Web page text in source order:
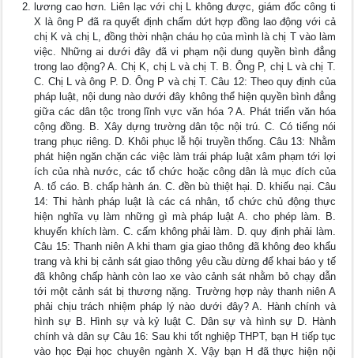
lương cao hơn. Liên lạc với chị L không được, giám đốc công ti
X là ông P đã ra quyết định chấm dứt hợp đồng lao động với cả
chị K và chị L, đồng thời nhận cháu họ của mình là chị T vào làm
việc. Những ai dưới đây đã vi phạm nội dung quyền bình đẳng
trong lao động? A. Chị K, chị L và chị T. B. Ông P, chị L và chị T.
C. Chị L và ông P. D. Ông P và chị T. Câu 12: Theo quy định của
pháp luật, nội dung nào dưới đây không thể hiện quyền bình đẳng
giữa các dân tộc trong lĩnh vực văn hóa ? A. Phát triển văn hóa
cộng đồng. B. Xây dựng trường dân tộc nội trú. C. Có tiếng nói
trang phục riêng. D. Khôi phục lễ hội truyền thống. Câu 13: Nhằm
phát hiện ngăn chặn các việc làm trái pháp luật xâm phạm tới lợi
ích của nhà nước, các tổ chức hoặc công dân là mục đích của
A. tố cáo. B. chấp hành án. C. đền bù thiệt hại. D. khiếu nại. Câu
14: Thi hành pháp luật là các cá nhân, tổ chức chủ động thực
hiện nghĩa vụ làm những gì mà pháp luật A. cho phép làm. B.
khuyến khích làm. C. cấm không phải làm. D. quy định phải làm.
Câu 15: Thanh niên A khi tham gia giao thông đã không đeo khẩu
trang và khi bị cảnh sát giao thông yêu cầu dừng để khai báo y tế
đã không chấp hành còn lao xe vào cảnh sát nhằm bỏ chạy dẫn
tới một cảnh sát bị thương nặng. Trường hợp này thanh niên A
phải chịu trách nhiệm pháp lý nào dưới đây? A. Hành chính và
hình sự B. Hình sự và kỷ luật C. Dân sự và hình sự D. Hành
chính và dân sự Câu 16: Sau khi tốt nghiệp THPT, bạn H tiếp tục
vào học Ðại học chuyên ngành X. Vậy bạn H đã thực hiện nội